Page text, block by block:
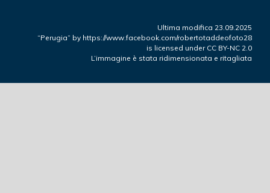
Ultima modifica 23.09.2025
“Perugia” by https://www.facebook.com/robertotaddeofoto28
is licensed under CC BY-NC 2.0
L’immagine è stata ridimensionata e ritagliata